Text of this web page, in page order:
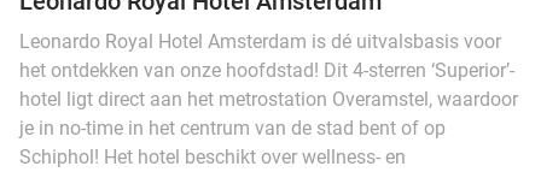
Leonardo Royal Hotel Amsterdam is dé uitvalsbasis voor
het ontdekken van onze hoofdstad! Dit 4-sterren ‘Superior’-
hotel ligt direct aan het metrostation Overamstel, waardoor
je in no-time in het centrum van de stad bent of op
Schiphol! Het hotel beschikt over wellness- en